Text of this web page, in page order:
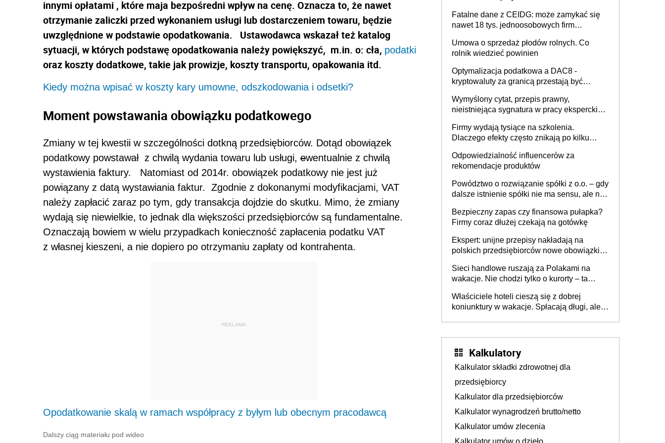
innymi opłatami , które maja bezpośredni wpływ na cenę. Oznacza to, że nawet
otrzymanie zaliczki przed wykonaniem usługi lub dostarczeniem towaru, będzie
uwzględnione w podstawie opodatkowania. Ustawodawca wskazał też katalog
sytuacji, w których podstawę opodatkowania należy powiększyć, m.in. o: cła, podatki
oraz koszty dodatkowe, takie jak prowizje, koszty transportu, opakowania itd.
Kiedy można wpisać w koszty kary umowne, odszkodowania i odsetki?
Moment powstawania obowiązku podatkowego
Zmiany w tej kwestii w szczególności dotkną przedsiębiorców. Dotąd obowiązek
podatkowy powstawał z chwilą wydania towaru lub usługi, ewentualnie z chwilą
wystawienia faktury. Natomiast od 2014r. obowiązek podatkowy nie jest już
powiązany z datą wystawiania faktur. Zgodnie z dokonanymi modyfikacjami, VAT
należy zapłacić zaraz po tym, gdy transakcja dojdzie do skutku. Mimo, że zmiany
wydają się niewielkie, to jednak dla większości przedsiębiorców są fundamentalne.
Oznaczają bowiem w wielu przypadkach konieczność zapłacenia podatku VAT
z własnej kieszeni, a nie dopiero po otrzymaniu zapłaty od kontrahenta.
REKLAMA
Opodatkowanie skalą w ramach współpracy z byłym lub obecnym pracodawcą
Dalszy ciąg materiału pod wideo
Fatalne dane z CEIDG: może zamykać się
nawet 18 tys. jednoosobowych firm
Umowa o sprzedaż płodów rolnych. Co
rolnik wiedzieć powinien
Optymalizacja podatkowa a DAC8 -
kryptowaluty za granicą przestają być
Wymyślony cytat, przepis prawny,
nieistniejąca sygnatura w pracy eksperckiej -
firmie
Firmy wydają tysiące na szkolenia.
Dlaczego efekty często znikają po kilku
Odpowiedzialność influencerów za
rekomendacje produktów
Powództwo o rozwiązanie spółki z o.o. – gdy
dalsze istnienie spółki nie ma sensu, ale nie
Bezpieczny zapas czy finansowa pułapka?
Firmy coraz dłużej czekają na gotówkę
Ekspert: unijne przepisy nakładają na
polskich przedsiębiorców nowe obowiązki w
Sieci handlowe ruszają za Polakami na
wakacje. Nie chodzi tylko o kurorty – ta
tam, gdzie wielu spędzi urlop po cichu
Właściciele hoteli cieszą się z dobrej
koniunktury w wakacje. Spłacają długi, ale
Kalkulatory
Kalkulator składki zdrowotnej dla
przedsiębiorcy
Kalkulator dla przedsiębiorców
Kalkulator wynagrodzeń brutto/netto
Kalkulator umów zlecenia
Kalkulator umów o dzieło